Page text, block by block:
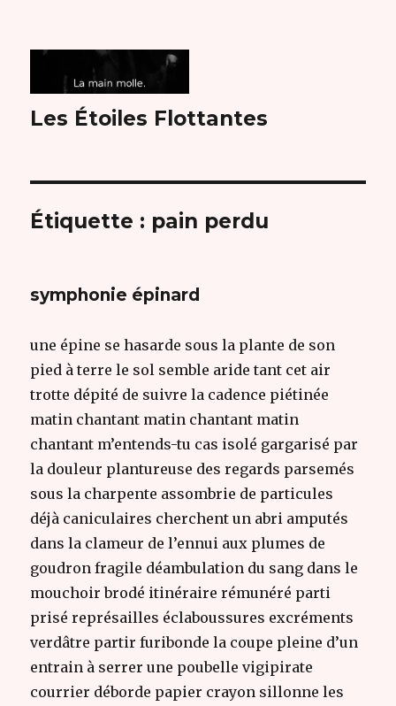
Les Étoiles Flottantes
Étiquette : pain perdu
symphonie épinard
une épine se hasarde sous la plante de son
pied à terre le sol semble aride tant cet air
trotte dépité de suivre la cadence piétinée
matin chantant matin chantant matin
chantant m’entends-tu cas isolé gargarisé par
la douleur plantureuse des regards parsemés
sous la charpente assombrie de particules
déjà caniculaires cherchent un abri amputés
dans la clameur de l’ennui aux plumes de
goudron fragile déambulation du sang dans le
mouchoir brodé itinéraire rémunéré parti
prisé représailles éclaboussures excréments
verdâtre partir furibonde la coupe pleine d’un
entrain à serrer une poubelle vigipirate
courrier déborde papier crayon sillonne les